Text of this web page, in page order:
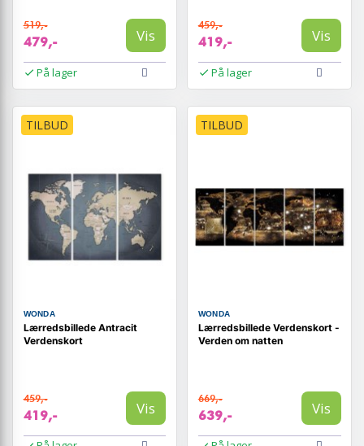
519,-
479,- Vis
På lager
459,-
419,- Vis
På lager
TILBUD
WONDA
Lærredsbillede Antracit
Verdenskort
459,-
419,- Vis
TILBUD
WONDA
Lærredsbillede Verdenskort -
Verden om natten
669,-
639,- Vis